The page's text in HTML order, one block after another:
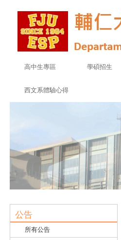
高中生專區 學碩招生
西文系體驗心得
公告
所有公告